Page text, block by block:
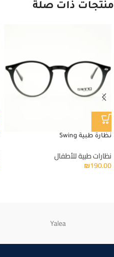
منتجات ذات صلة
نظارة طبية Swing
نظارات طبية للأطفال
₪190.00
Yalea